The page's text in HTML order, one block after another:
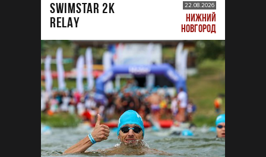
SWIMSTAR 2K
RELAY
22.08.2026
НИЖНИЙ
НОВГОРОД